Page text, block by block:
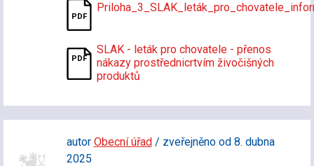
SLAK - leták pro chovatele - přenos
nákazy prostřednicrtvím živočišných
produktů
autor Obecní úřad/ zveřejněno od 8. dubna
2025